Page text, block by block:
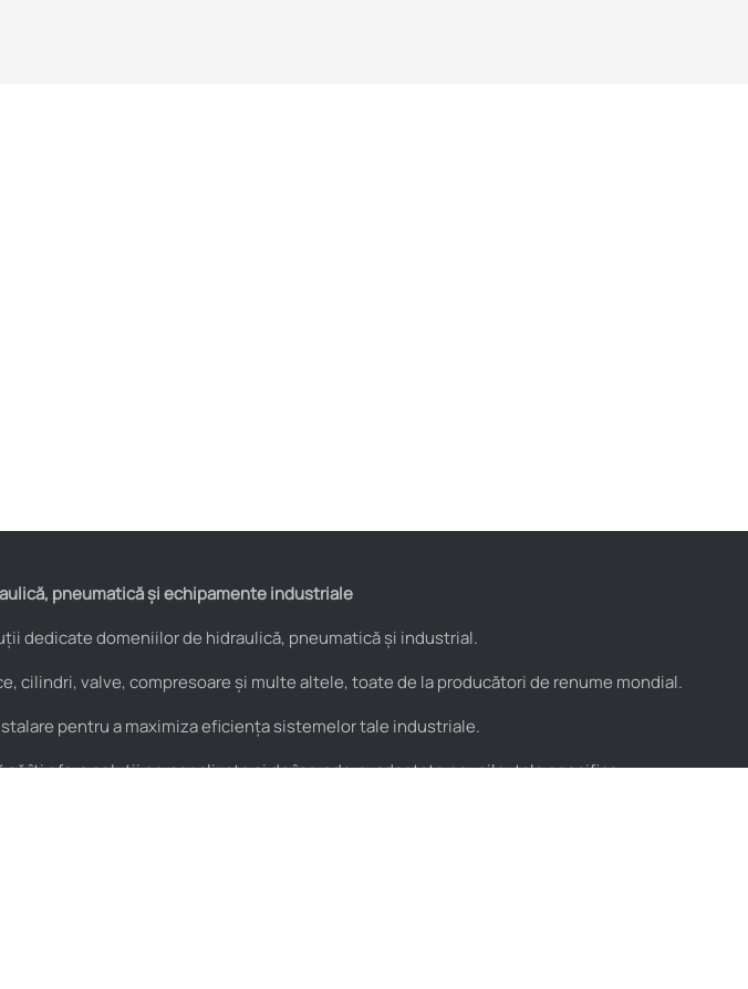
pneumatică și echipamente industriale
dedicate domeniilor de hidraulică, pneumatică și industrial.
valve, compresoare și multe altele, toate de la producători de renume mondial.
pentru a maximiza eficiența sistemelor tale industriale.
îți ofere soluții personalizate și de încredere, adaptate nevoilor tale specifice.